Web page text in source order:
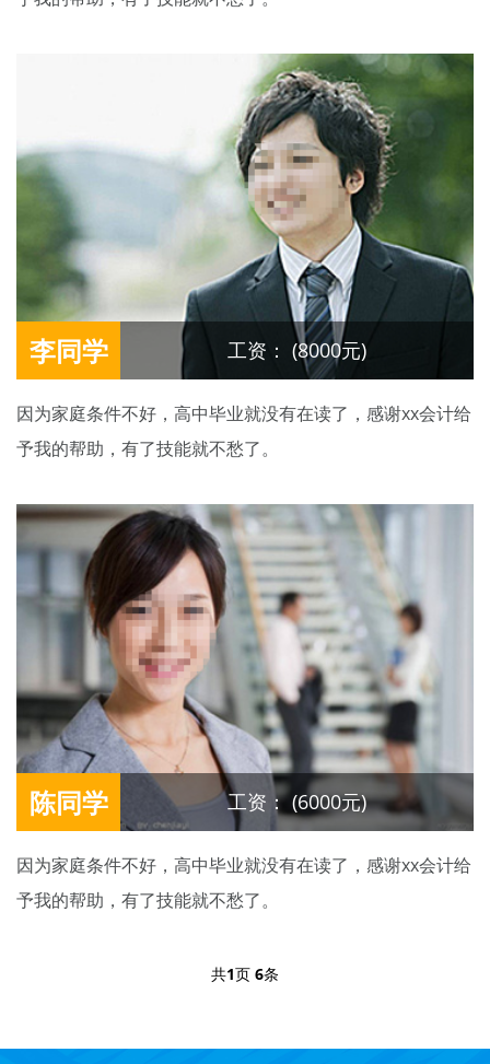
李同学 工资： (8000元)
因为家庭条件不好，高中毕业就没有在读了，感谢xx会计给
予我的帮助，有了技能就不愁了。
陈同学 工资： (6000元)
因为家庭条件不好，高中毕业就没有在读了，感谢xx会计给
予我的帮助，有了技能就不愁了。
共1页 6条